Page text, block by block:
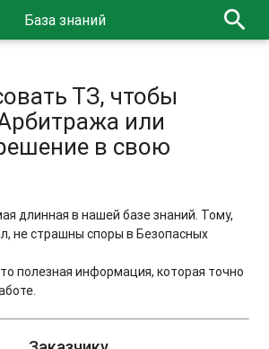
База знаний search
ТЗ, чтобы
или
в свою
длинная в нашей базе знаний. Тому,
не страшны споры в Безопасных
полезная информация, которая точно